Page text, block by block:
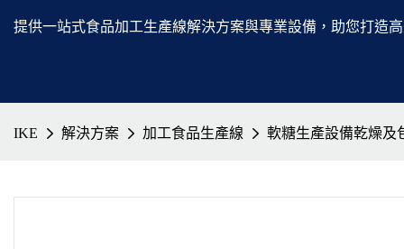
提供一站式食品加工生產線解決方案與專業設備，助您打造
IKE 解決方案 加工食品生產線 軟糖生產設備乾燥及